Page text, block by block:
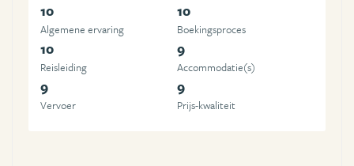
10
Algemene ervaring
10
Boekingsproces
10
Reisleiding
9
Accommodatie(s)
9
Vervoer
9
Prijs-kwaliteit